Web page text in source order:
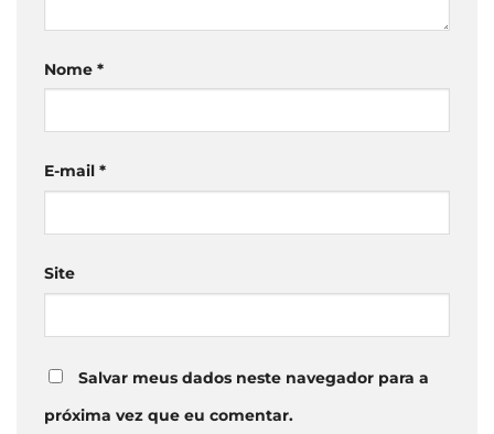
Nome *
E-mail *
Site
Salvar meus dados neste navegador para a
próxima vez que eu comentar.